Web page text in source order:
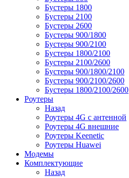
Бустеры 1800
Бустеры 2100
Бустеры 2600
Бустеры 900/1800
Бустеры 900/2100
Бустеры 1800/2100
Бустеры 2100/2600
Бустеры 900/1800/2100
Бустеры 900/2100/2600
Бустеры 1800/2100/2600
Роутеры
Назад
Роутеры 4G с антенной
Роутеры 4G внешние
Роутеры Keenetic
Роутеры Huawei
Модемы
Комплектующие
Назад